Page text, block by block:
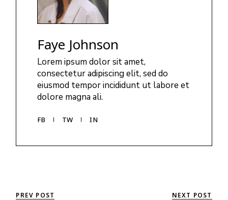
Faye Johnson
Lorem ipsum dolor sit amet,
consectetur adipiscing elit, sed do
eiusmod tempor incididunt ut labore et
dolore magna ali.
FB TW IN
PREV POST NEXT POST